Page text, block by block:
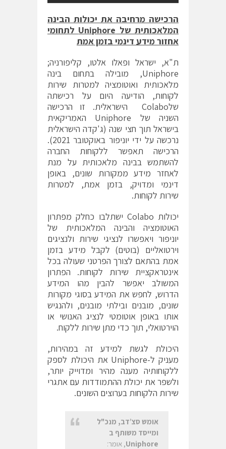
הרכישה מרחיבה את יכולות הבינה
המלאכותית של Uniphore לתחומי
אחזור מידע דינמי בזמן אמת
ת"א, ישראל ופאלו אלטו, קליפורניה;
Uniphore, מובילה בתחום בינה
מלאכותית ואוטומציה למטרות שירות
לקוחות, הודיעה היום על רכישתה
שלColabo הישראלית. זו הרכישה
השניה של Uniphore האמריקאית
בישראל תוך חצי שנה (ג'קדה הישראלית
נרכשה על ידי יוניפור באוקטובר 2021).
הרכישה תאפשר ללקוחות החברה
להשתמש בבינה מלאכותית על מנת
לאחזר מידע ממקורות שונים, באופן
דינמי ומדויק, בזמן אמת, למטרות
שירות לקוחות.
יכולות Colabo ישתלבו כחלק מפתרון
האוטומציה והבינה המלאכותית של
יוניפור ויאפשרו לנציגי שירות ולנציגים
וירטואליים (בוטים) לקבל מידע בזמן
אמת בהתאם לצורך הפרטני שעולה בכל
אינטראקציית שירות לקוחות. הפתרון
המשולב יאפשר להבין מהו המידע
הדרוש, לחפש את המידע בסוגי מקורות
שונים, מובנים ובילתי מובנים, ולהנגיש
אותו באופן אוטומטי לנציג האנושי או
הוירטואלי, תוך כדי מתן שירות ללקוח.
היכולת לגשת למידע זה במהירות,
מעניק ל-Uniphore את היכולת לספק
ללקוחותיה מענה מהיר ומדוייק יותר,
ולשפר את יכולת ההתמודדות עם אתגרי
שירות הלקוחות בערוצים השונים.
אומש סצ’דב, מנכ"ל
ומייסד משותף ב
Uniphore, אומר: